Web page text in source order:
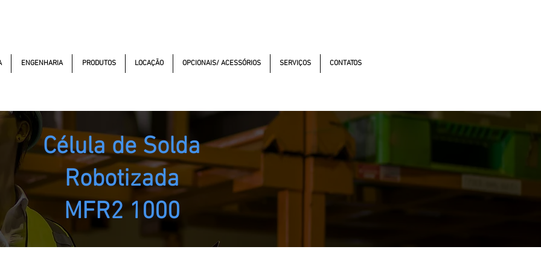
ENGENHARIA PRODUTOS LOCAÇÃO OPCIONAIS/ ACESSÓRIOS SERVIÇOS CONTATOS
Célula de Solda
Robotizada
MFR2 1000